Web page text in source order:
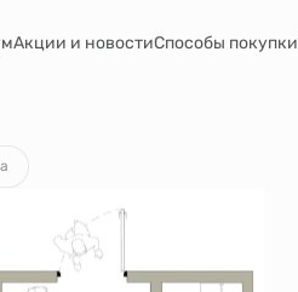
Акции и новостиСпособы покупки